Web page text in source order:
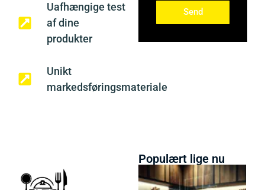
Uafhængige test
af dine
produkter
Unikt
markedsføringsmateriale
Send
Populært lige nu